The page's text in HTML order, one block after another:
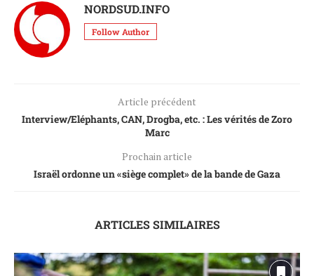
NORDSUD.INFO
Follow Author
Article précédent
Interview/Eléphants, CAN, Drogba, etc. : Les vérités de Zoro
Marc
Prochain article
Israël ordonne un «siège complet» de la bande de Gaza
ARTICLES SIMILAIRES